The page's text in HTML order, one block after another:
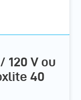
120 V ou
40